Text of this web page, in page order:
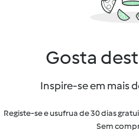
Gosta
Inspire-se em mais
Registe-se e usufrua de 30 dias
Sem